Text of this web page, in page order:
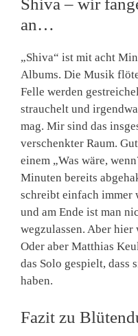
Shiva – wir
an…
„Shiva“ ist mit acht
Albums. Die Musik
Felle werden
strauchelt und
mag. Mir sind das
verschenkter Raum.
einem „Was wäre,
Minuten bereits
schreibt einfach immer
und am Ende ist man
wegzulassen. Aber hier
Oder aber Matthias
das Solo gespielt, dass
haben.
Fazit zu